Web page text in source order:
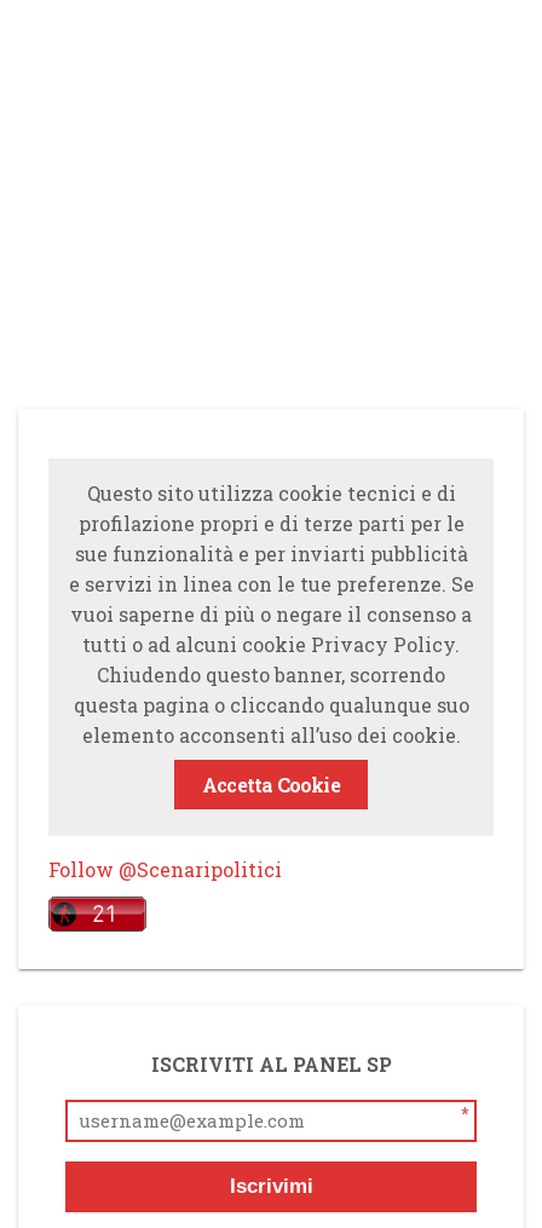
Questo sito utilizza cookie tecnici e di
profilazione propri e di terze parti per le
sue funzionalità e per inviarti pubblicità
e servizi in linea con le tue preferenze. Se
vuoi saperne di più o negare il consenso a
tutti o ad alcuni cookie Privacy Policy.
Chiudendo questo banner, scorrendo
questa pagina o cliccando qualunque suo
elemento acconsenti all’uso dei cookie.
Accetta Cookie
Follow @Scenaripolitici
ISCRIVITI AL PANEL SP
*
Iscrivimi